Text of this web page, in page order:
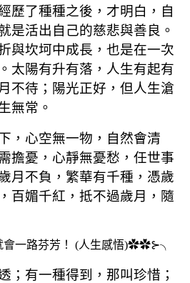
歷了種種之後，才明白，自
是活出自己的慈悲與善良。
與坎坷中成長，也是在一次
太陽有升有落，人生有起有
不待；陽光正好，但人生滄
無常。
，心空無一物，自然會清
擔憂，心靜無憂愁，任世事
月不負，繁華有千種，憑歲
百媚千紅，抵不過歲月，隨
；有一種得到，那叫珍惜；